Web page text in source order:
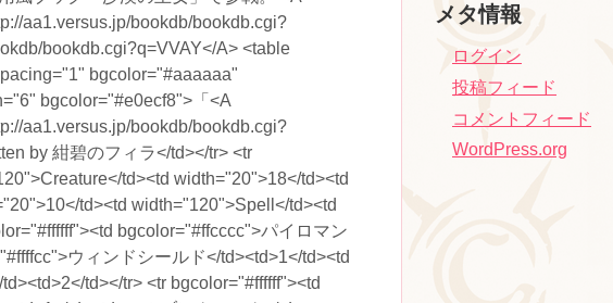
メタ情報
ログイン
投稿フィード
コメントフィード
WordPress.org